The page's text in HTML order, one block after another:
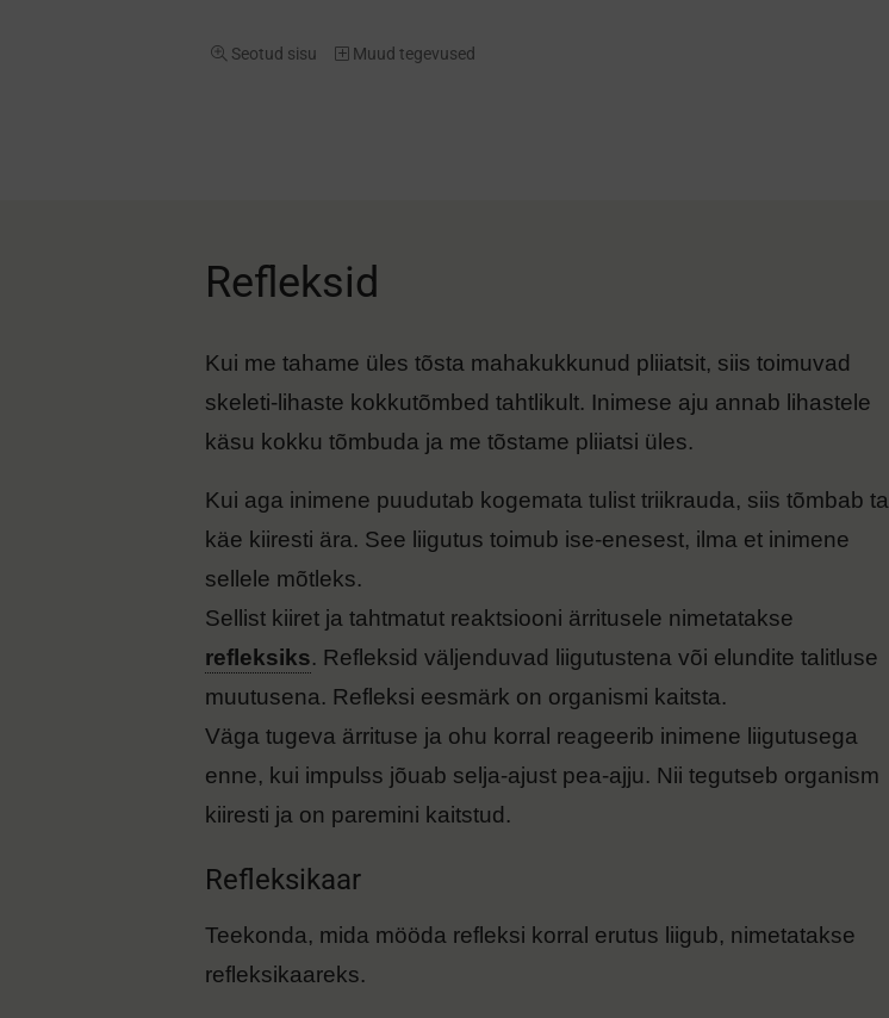
Seotud sisu Muud tegevused
Refleksid
Kui me tahame üles tõsta mahakukkunud pliiatsit, siis toimuvad
skeleti-lihaste kokkutõmbed tahtlikult. Inimese aju annab lihastele
käsu kokku tõmbuda ja me tõstame pliiatsi üles.
Kui aga inimene puudutab kogemata tulist triikrauda, siis tõmbab ta
käe kiiresti ära. See liigutus toimub ise-enesest, ilma et inimene
sellele mõtleks.
​Sellist kiiret ja tahtmatut reaktsiooni ärritusele nimetatakse
refleksiks. Refleksid väljenduvad liigutustena või elundite talitluse
muutusena. Refleksi eesmärk on organismi kaitsta.
​Väga tugeva ärrituse ja ohu korral reageerib inimene liigutusega
enne, kui impulss jõuab selja-ajust pea-ajju. Nii tegutseb organism
kiiresti ja on paremini kaitstud.
Refleksikaar
Teekonda, mida mööda refleksi korral erutus liigub, nimetatakse
refleksikaareks.